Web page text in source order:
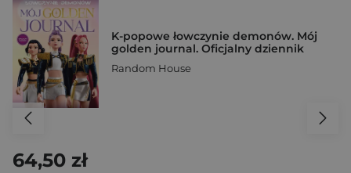
K-popowe łowczynie demonów. Mój
golden journal. Oficjalny dziennik
Random House
64,50 zł